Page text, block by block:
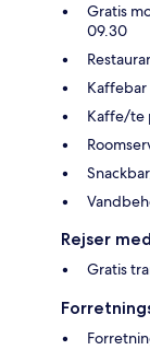
Gratis
09.30
Kaffebar
Kaffe/te
Rejser
Gratis